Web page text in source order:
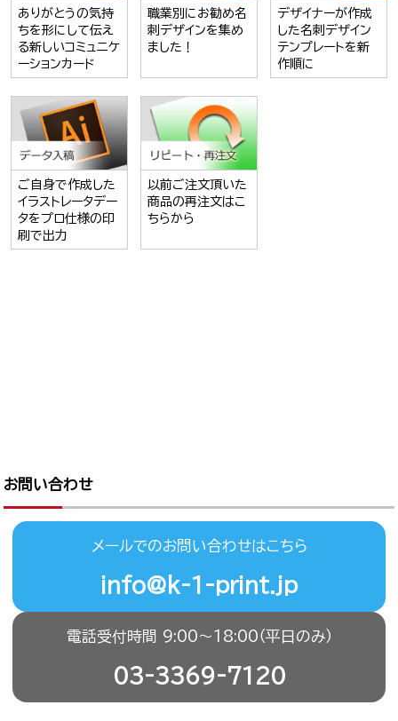
ありがとうの気持
ちを形にして伝え
る新しいコミュニケ
ーションカード
職業別にお勧め名
刺デザインを集め
ました！
デザイナーが作成
した名刺デザイン
テンプレートを新
作順に
ご自身で作成した
イラストレータデー
タをプロ仕様の印
刷で出力
以前ご注文頂いた
商品の再注文はこ
ちらから
お問い合わせ
メールでのお問い合わせはこちら
info@k-1-print.jp
電話受付時間 9:00〜18:00（平日のみ）
03-3369-7120